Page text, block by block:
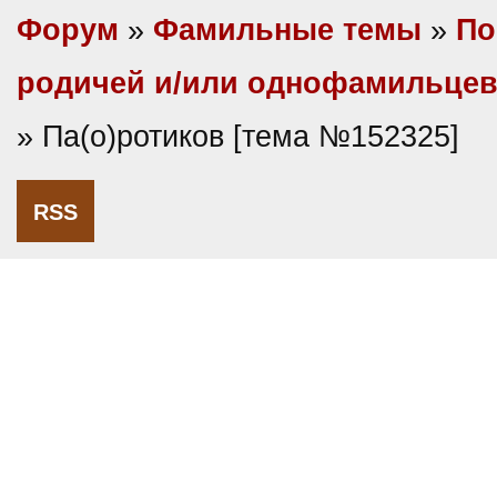
Форум » Фамильные темы »
родичей и/или однофамильцев
» Па(о)ротиков [тема №152325]
RSS